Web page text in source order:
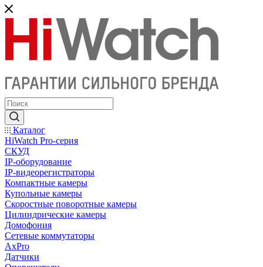
Каталог
HiWatch Pro-серия
CКУД
IP-оборудование
IP-видеорегистраторы
Компактные камеры
Купольные камеры
Скоростные поворотные камеры
Цилиндрические камеры
Домофония
Сетевые коммутаторы
AxPro
Датчики